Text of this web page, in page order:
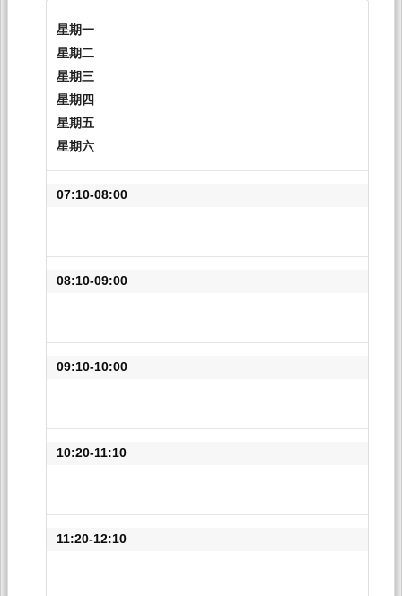
星期一
星期二
星期三
星期四
星期五
星期六
07:10-08:00
08:10-09:00
09:10-10:00
10:20-11:10
11:20-12:10